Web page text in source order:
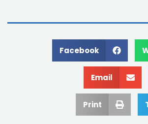
Facebook
Email
Print